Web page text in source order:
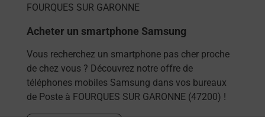
Acheter un smartphone Samsung
Vous recherchez un smartphone pas cher proche
de chez vous ? Découvrez notre offre de
téléphones mobiles Samsung dans vos bureaux
de Poste à FOURQUES SUR GARONNE (47200) !